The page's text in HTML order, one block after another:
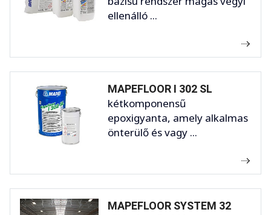
ellenálló ...
MAPEFLOOR I 302 SL
kétkomponensű
epoxigyanta, amely alkalmas
önterülő és vagy ...
MAPEFLOOR SYSTEM 32